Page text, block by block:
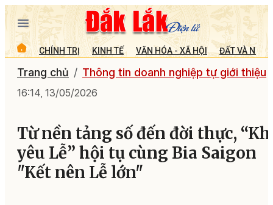
CHÍNH TRỊ KINH TẾ VĂN HÓA - XÃ HỘI ĐẤT VÀ
Trang chủ Thông tin doanh nghiệp tự giới thiệu
16:14, 13/05/2026
Từ nền tảng số đến đời thực,
yêu Lễ” hội tụ cùng Bia Saigon
"Kết nên Lễ lớn"